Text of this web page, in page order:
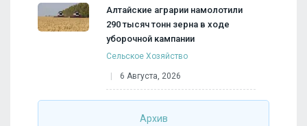
Алтайские аграрии намолотили
290 тысяч тонн зерна в ходе
уборочной кампании
Сельское Хозяйство
6 Августа, 2026
Архив